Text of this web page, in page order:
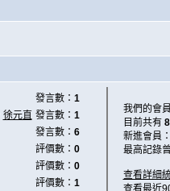
發言數： 1
徐元直 發言數： 1
發言數： 6
評價數： 0
評價數： 0
評價數： 1
我們的會
目前共有
新進會員
最高記錄
查看詳細
查看最近